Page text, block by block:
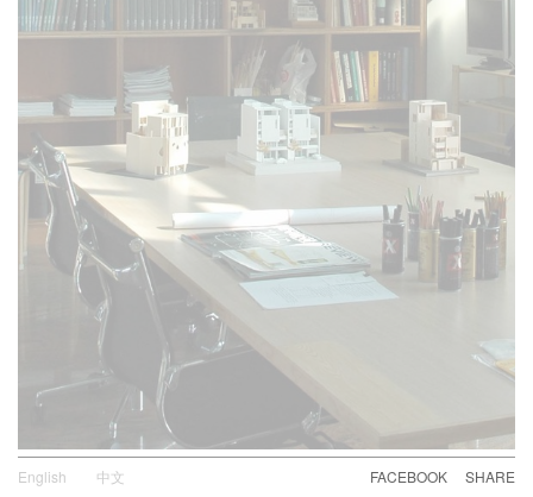
English 中文 SHARE
FACEBOOK